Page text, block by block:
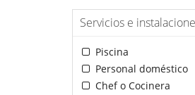
Servicios e
Piscina
Personal doméstico
Chef o Cocinera